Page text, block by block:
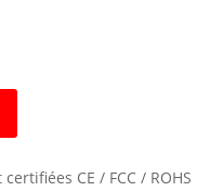
CE / FCC / ROHS